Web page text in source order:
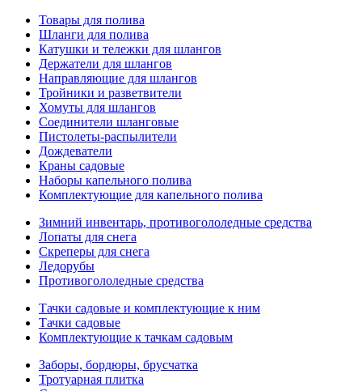
Товары для полива
Шланги для полива
Катушки и тележки для шлангов
Держатели для шлангов
Направляющие для шлангов
Тройники и разветвители
Хомуты для шлангов
Соединители шланговые
Пистолеты-распылители
Дождеватели
Краны садовые
Наборы капельного полива
Комплектующие для капельного полива
Зимний инвентарь, противогололедные средства
Лопаты для снега
Скреперы для снега
Ледорубы
Противогололедные средства
Тачки садовые и комплектующие к ним
Тачки садовые
Комплектующие к тачкам садовым
Заборы, бордюры, брусчатка
Тротуарная плитка